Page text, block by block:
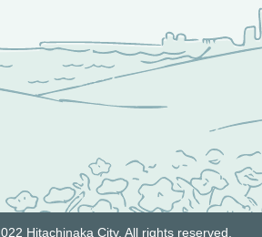
Hitachinaka City. All rights reserved.